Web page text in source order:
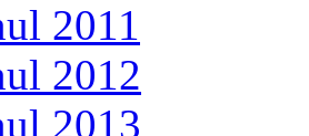
2011
2012
2013